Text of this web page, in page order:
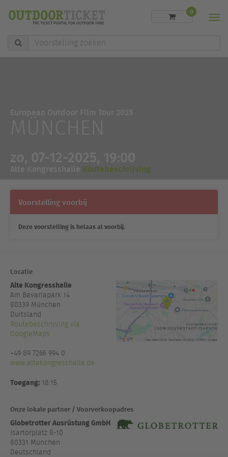
Voorstelling
zoeken
0
Routebeschrijving
Voorstelling voorbij
Deze voorstelling is helaas al voorbij.
Locatie
Alte Kongresshalle
Am Bavariapark 14
80339 München
Duitsland
Routebeschrijving via
GoogleMaps
+49 89 7266 994 0
www.altekongresshalle.de
Toegang: 18:15
Onze lokale partner / Voorverkoopadres
Globetrotter Ausrüstung GmbH
Isartorplatz 8-10
80331 München
Deutschland